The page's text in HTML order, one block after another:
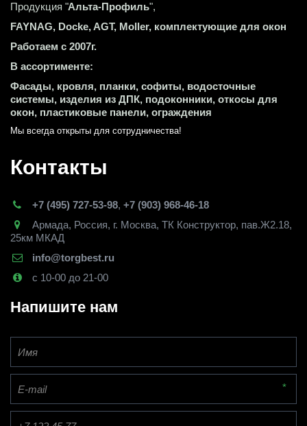
Продукция "Альта-Профиль",
FAYNAG, Docke, AGT, Moller, комплектующие для окон
Работаем с 2007г.
В ассортименте:
Фасады, кровля, планки, софиты, водосточные
системы, изделия из ДПК, подоконники, откосы для
окон, пластиковые панели, ограждения
Мы всегда открыты для сотрудничества!
Контакты
+7 (495) 727-53-98, +7 (903) 968-46-18
Армада, Россия, г. Москва, ТК Конструктор, пав.Ж2.18,
25км МКАД
info@torgbest.ru
с 10-00 до 21-00
Напишите нам
*